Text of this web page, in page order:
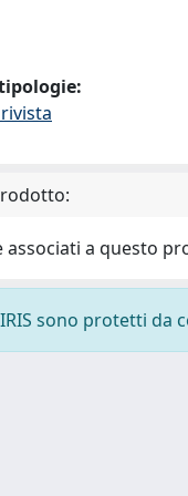
associati a questo
sono protetti da